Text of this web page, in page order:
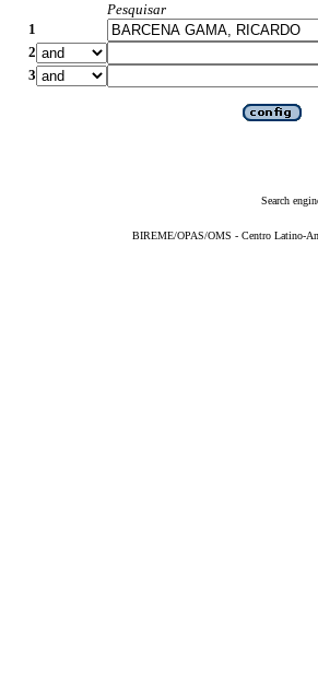
Pesquisar
1
2
3
Search
BIREME/OPAS/OMS - Centro Latino-